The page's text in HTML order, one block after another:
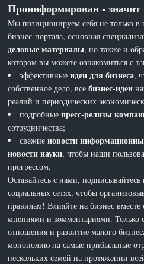
Проинформирован - значит
Мы позиционируем себя не только в
бизнес-портала, основная
деловые материалы, но также и
котором вы можете ознакомиться с
эффективныеидеи для бизнеса,
собственное дело, всебизнес-идеи
реалий и периодических
подробныепресс-релизы
сотрудничества;
свежиеновости
новости науки, чтобы наши
прогрессом.
Оставайтесь с нами, подписывайтесь
социальных сетях, чтобы
правилам! Влияйте на бизнес
мнениями и комментариями. Только
отношения и развитие малого
монополию на самые прибыльные
нескольких семей на протяжении